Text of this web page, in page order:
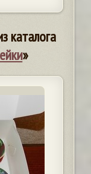
каталога
»